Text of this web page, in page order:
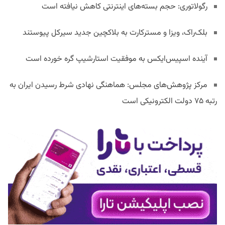
رگولاتوری: حجم بسته‌های اینترنتی کاهش نیافته است
بلک‌راک، ویزا و مسترکارت به بلاکچین جدید سیرکل پیوستند
آینده اسپیس‌ایکس به موفقیت استارشیپ گره خورده است
مرکز پژوهش‌های مجلس: هماهنگی نهادی شرط رسیدن ایران به
رتبه ۷۵ دولت الکترونیکی است